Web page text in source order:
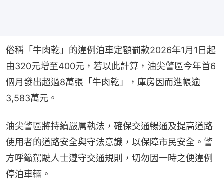
俗稱「牛肉乾」的違例泊車定額罰款2026年1月1日起
由320元增至400元，若以此計算，油尖警區今年首6
個月發出超過8萬張「牛肉乾」，庫房因而進帳逾
3,583萬元。
油尖警區將持續嚴厲執法，確保交通暢通及提高道路
使用者的道路安全與守法意識，以保障市民安全。警
方呼籲駕駛人士遵守交通規則，切勿因一時之便違例
停泊車輛。